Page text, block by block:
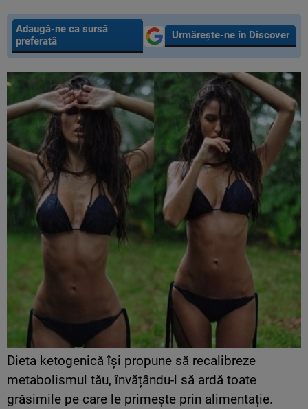
Adaugă-ne ca sursă
preferată
Urmărește-ne în Discover
Dieta ketogenică își propune să recalibreze
metabolismul tău, învățându-l să ardă toate
grăsimile pe care le primește prin alimentație.